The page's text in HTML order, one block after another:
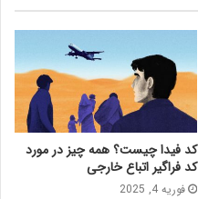
کد فیدا چیست؟ همه چیز در مورد
کد فراگیر اتباع خارجی
فوریه 4, 2025